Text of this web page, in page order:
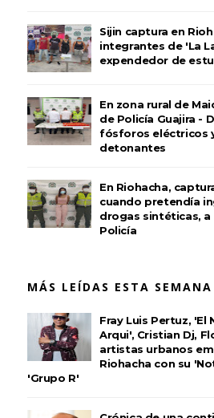
Sijin captura en
integrantes de 'La
expendedor de
En zona rural de
de Policía Guajira -
fósforos eléctricos
detonantes
En Riohacha,
cuando pretendía
drogas sintéticas, a
Policía
MÁS LEÍDAS ESTA SEMANA
Fray Luis Pertuz, 'El
Arqui', Cristian Dj,
artistas urbanos
Riohacha con su
'Grupo R'